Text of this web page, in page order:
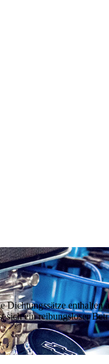
Dichtungssätze
sich ein reibungsloser